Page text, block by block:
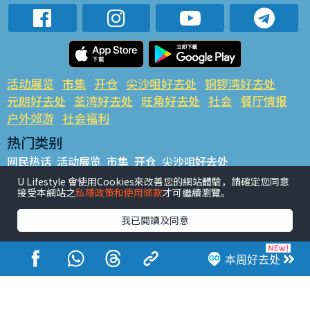
本周好去处
活动展览 市集 开仓 尖沙咀好去处 铜锣湾好去处
元朗好去处 荃湾好去处 旺角好去处 社会 餐厅情报
户外郊游 社会福利
热门类别
网民热话 活动展览 市集 开仓 尖沙咀好去处
铜锣湾好去处 元朗好去处 荃湾好去处 旺角好去处 社会
餐厅情报 户外郊游
热门标签
#UGO揾好去处 #人气活动推介 #美食社群热话
#亲子玩乐好去处
#ULifestyle应用程式
#限时抢
#UJetso礼物放送
#ULifestyle商户中心 #著数 #网络热话
U Lifestyle 會使用Cookies來改善您的網站體驗，請確定您同意
接受本網站之私隱政策和使用條款才可繼續瀏覽。
我已閱讀及同意